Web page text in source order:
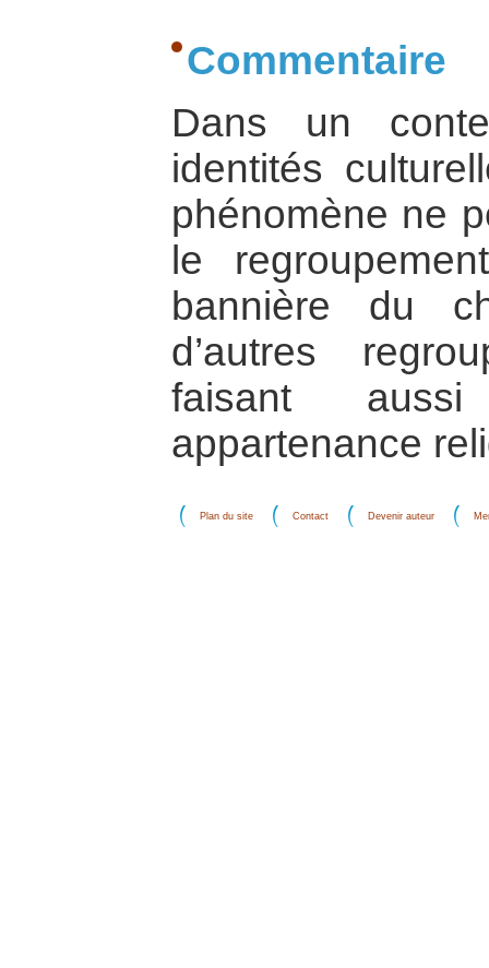
Commentaire
Dans un
identités
phénomène ne
le
bannière du
d’autres
faisant
appartenance
Plan du site Contact Devenir auteur